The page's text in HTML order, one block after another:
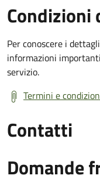
Condizioni
Per conoscere i
informazioni
servizio.
Termini e
Contatti
Domande